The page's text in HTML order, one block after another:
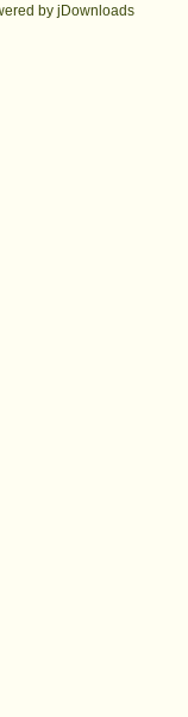
by jDownloads